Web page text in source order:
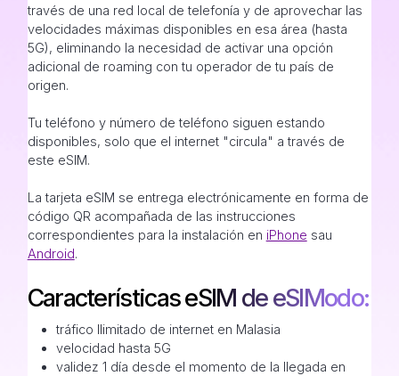
través de una red local de telefonía y de aprovechar las
velocidades máximas disponibles en esa área (hasta
5G), eliminando la necesidad de activar una opción
adicional de roaming con tu operador de tu país de
origen.
Tu teléfono y número de teléfono siguen estando
disponibles, solo que el internet "circula" a través de
este eSIM.
La tarjeta eSIM se entrega electrónicamente en forma de
código QR acompañada de las instrucciones
correspondientes para la instalación en iPhone sau
Android.
Características eSIM de eSIModo:
tráfico Ilimitado de internet en Malasia
velocidad hasta 5G
validez 1 día desde el momento de la llegada en